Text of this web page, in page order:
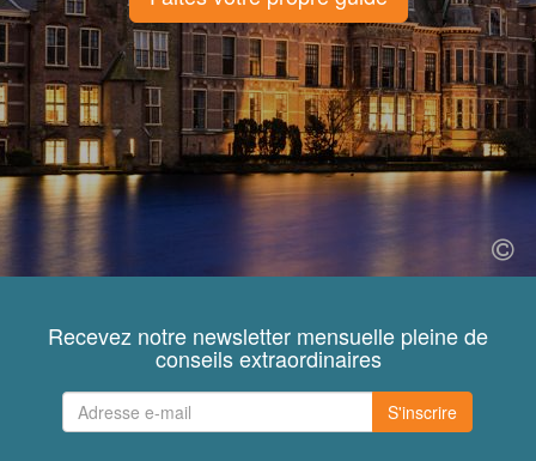
Recevez notre newsletter mensuelle pleine de
conseils extraordinaires
S'inscrire